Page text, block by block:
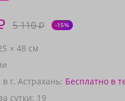
5 110₽ -15%
× 48 см
г. Астрахань: Бесплатно в
сутки: 19